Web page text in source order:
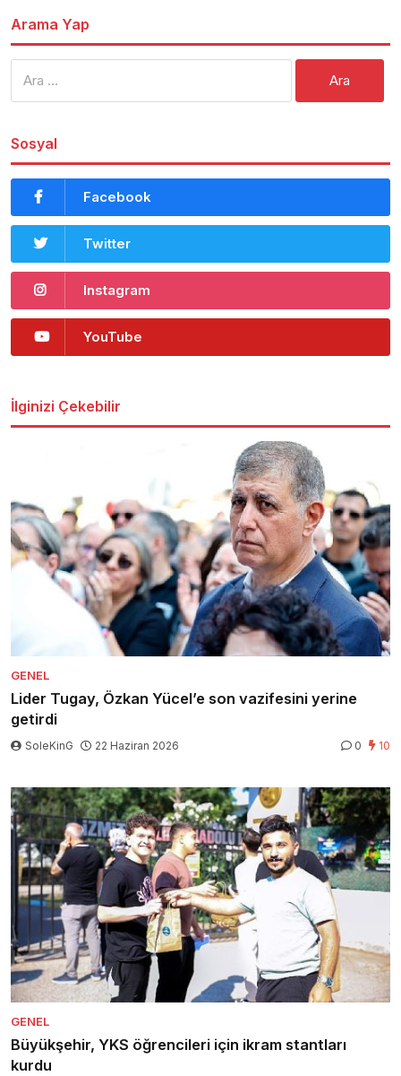
Arama Yap
Sosyal
Facebook
Twitter
Instagram
YouTube
İlginizi Çekebilir
GENEL
Lider Tugay, Özkan Yücel’e son vazifesini yerine
getirdi
SoleKinG 22 Haziran 2026 0 10
GENEL
Büyükşehir, YKS öğrencileri için ikram stantları
kurdu